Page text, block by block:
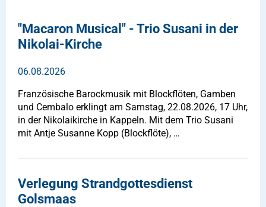
"Macaron Musical" - Trio Susani in der
Nikolai-Kirche
06.08.2026
Französische Barockmusik mit Blockflöten, Gamben
und Cembalo erklingt am Samstag, 22.08.2026, 17 Uhr,
in der Nikolaikirche in Kappeln. Mit dem Trio Susani
mit Antje Susanne Kopp (Blockflöte), …
Verlegung Strandgottesdienst
Golsmaas